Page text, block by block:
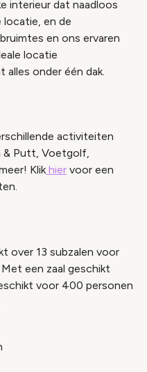
interieur dat naadloos
locatie, en de
en ons ervaren
locatie
alles onder één dak.
activiteiten
& Putt, Voetgolf,
Klikhier voor een
over 13 subzalen voor
een zaal geschikt
voor 400 personen